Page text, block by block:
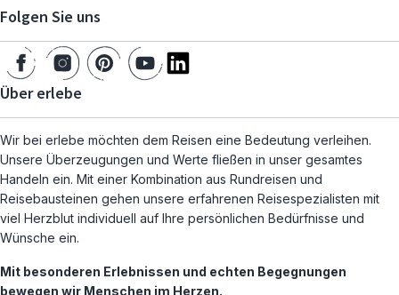
Folgen Sie uns
Über erlebe
Wir bei erlebe möchten dem Reisen eine Bedeutung verleihen.
Unsere Überzeugungen und Werte fließen in unser gesamtes
Handeln ein. Mit einer Kombination aus Rundreisen und
Reisebausteinen gehen unsere erfahrenen Reisespezialisten mit
viel Herzblut individuell auf Ihre persönlichen Bedürfnisse und
Wünsche ein.
Mit besonderen Erlebnissen und echten Begegnungen
bewegen wir Menschen im Herzen.